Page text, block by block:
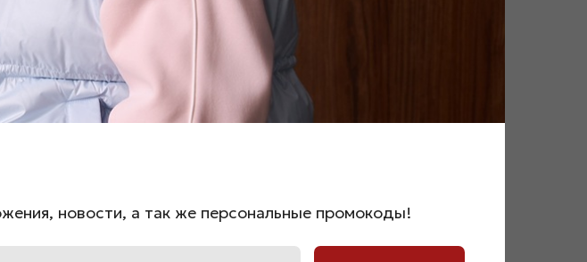
новости, а так же персональные промокоды!